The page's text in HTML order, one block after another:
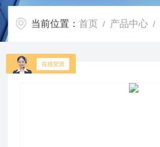
当前位置：首页 / 产品中心 /